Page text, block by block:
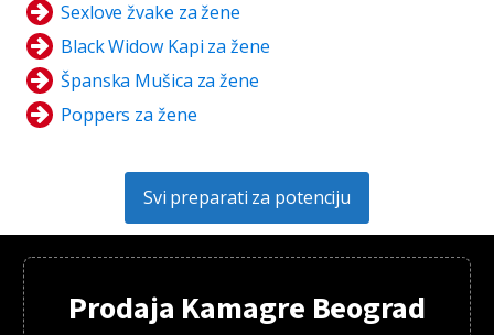
Sexlove žvake za žene
Black Widow Kapi za žene
Španska Mušica za žene
Poppers za žene
Svi preparati za potenciju
Prodaja Kamagre Beograd